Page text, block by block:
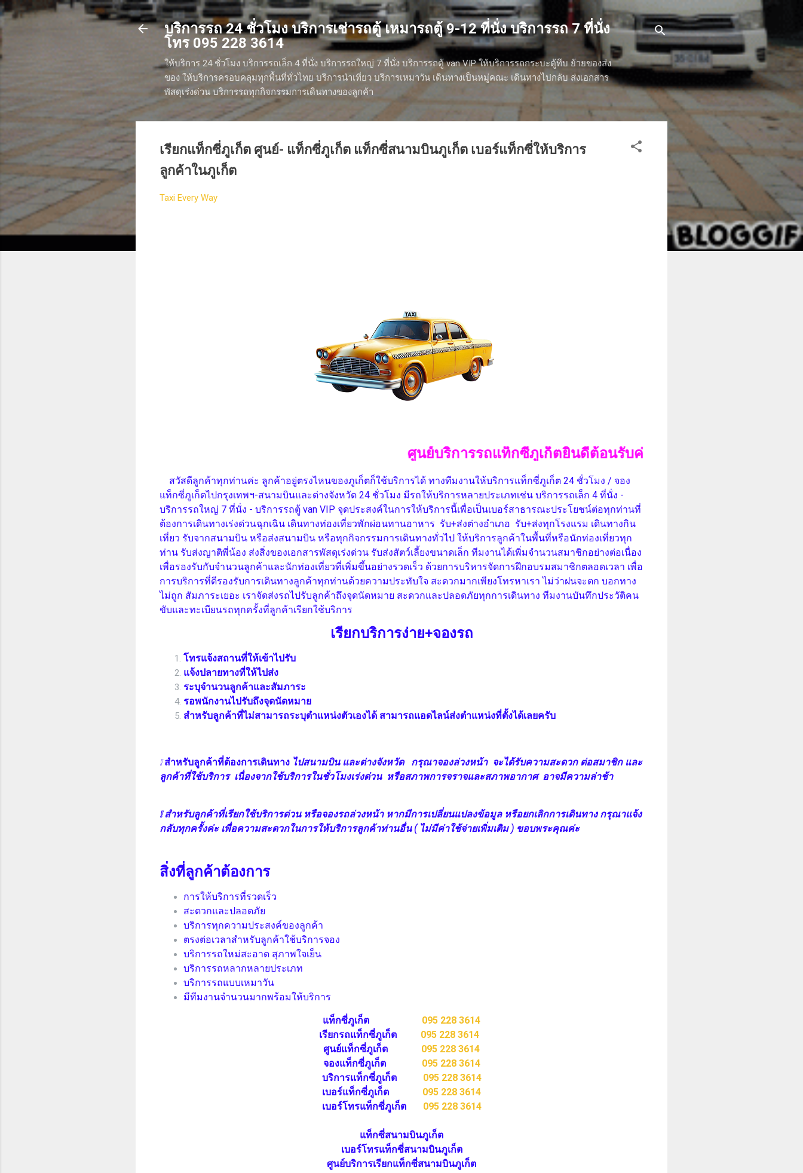
ข้ามไปที่เนื้อหาหลัก
บริการรถ 24 ชั่วโมง บริการเช่ารถตู้ เหมารถตู้ 9-12 ที่นั่ง บริการรถ 7 ที่นั่ง
โทร 095 228 3614
ให้บริการ 24 ชั่วโมง บริการรถเล็ก 4 ที่นั่ง บริการรถใหญ่ 7 ที่นั่ง บริการรถตู้ van VIP ให้บริการรถกระบะตู้ทึบ ย้ายของส่ง
ของ ให้บริการครอบคลุมทุกพื้นที่ทั่วไทย บริการนำเที่ยว บริการเหมาวัน เดินทางเป็นหมู่คณะ เดินทางไปกลับ ส่งเอกสาร
พัสดุเร่งด่วน บริการรถทุกกิจกรรมการเดินทางของลูกค้า
เรียกแท็กซี่ภูเก็ต ศูนย์- แท็กซี่ภูเก็ต แท็กซี่สนามบินภูเก็ต เบอร์แท็กซี่ให้บริการ
ลูกค้าในภูเก็ต
Taxi Every Way
ศูนย์บริการรถแท็กซี่ภูเก็ตยินดีต้อนรับค่ะ
สวัสดีลูกค้าทุกท่านค่ะ ลูกค้าอยู่ตรงไหนของภูเก็ตก็ใช้บริการได้ ทางทีมงานให้บริการแท็กซี่ภูเก็ต 24 ชั่วโมง / จอง
แท็กซี่ภูเก็ตไปกรุงเทพฯ-สนามบินและต่างจังหวัด 24 ชั่วโมง มีรถให้บริการหลายประเภทเช่น บริการรถเล็ก 4 ที่นั่ง -
บริการรถใหญ่ 7 ที่นั่ง - บริการรถตู้ van VIP จุดประสงค์ในการให้บริการนี้เพื่อเป็นเบอร์สาธารณะประโยชน์ต่อทุกท่านที่
ต้องการเดินทางเร่งด่วนฉุกเฉิน เดินทางท่องเที่ยวพักผ่อนทานอาหาร รับ+ส่งต่างอำเภอ รับ+ส่งทุกโรงแรม เดินทางกิน
เที่ยว รับจากสนามบิน หรือส่งสนามบิน หรือทุกกิจกรรมการเดินทางทั่วไป ให้บริการลูกค้าในพื้นที่หรือนักท่องเที่ยวทุก
ท่าน รับส่งญาติพี่น้อง ส่งสิ่งของเอกสารพัสดุเร่งด่วน รับส่งสัตว์เลี้ยงขนาดเล็ก ทีมงานได้เพิ่มจำนวนสมาชิกอย่างต่อเนื่อง
เพื่อรองรับกับจำนวนลูกค้าและนักท่องเที่ยวที่เพิ่มขึ้นอย่างรวดเร็ว ด้วยการบริหารจัดการฝึกอบรมสมาชิกตลอดเวลา เพื่อ
การบริการที่ดีรองรับการเดินทางลูกค้าทุกท่านด้วยความประทับใจ สะดวกมากเพียงโทรหาเรา ไม่ว่าฝนจะตก บอกทาง
ไม่ถูก สัมภาระเยอะ เราจัดส่งรถไปรับลูกค้าถึงจุดนัดหมาย สะดวกและปลอดภัยทุกการเดินทาง ทีมงานบันทึกประวัติคน
ขับและทะเบียนรถทุกครั้งที่ลูกค้าเรียกใช้บริการ
เรียกบริการง่าย+จองรถ
โทรแจ้งสถานที่ให้เข้าไปรับ
แจ้งปลายทางที่ให้ไปส่ง
ระบุจำนวนลูกค้าและสัมภาระ
รอพนักงานไปรับถึงจุดนัดหมาย
สำหรับลูกค้าที่ไม่สามารถระบุตำแหน่งตัวเองได้ สามารถแอดไลน์ส่งตำแหน่งที่ตั้งได้เลยครับ
❕ สำหรับลูกค้าที่ต้องการเดินทาง ไปสนามบิน และต่างจังหวัด กรุณาจองล่วงหน้า จะได้รับความสะดวก ต่อสมาชิก และ
ลูกค้าที่ใช้บริการ เนื่องจากใช้บริการในชั่วโมงเร่งด่วน หรือสภาพการจราจและสภาพอากาศ อาจมีความล่าช้า
❕ สำหรับลูกค้าที่เรียกใช้บริการด่วน หรือจองรถล่วงหน้า หากมีการเปลี่ยนแปลงข้อมูล หรือยกเลิกการเดินทาง กรุณาแจ้ง
กลับทุกครั้งค่ะ เพื่อความสะดวกในการให้บริการลูกค้าท่านอื่น ( ไม่มีค่าใช้จ่ายเพิ่มเติม ) ขอบพระคุณค่ะ
สิ่งที่ลูกค้าต้องการ
การให้บริการที่รวดเร็ว
สะดวกและปลอดภัย
บริการทุกความประสงค์ของลูกค้า
ตรงต่อเวลาสำหรับลูกค้าใช้บริการจอง
บริการรถใหม่สะอาด สุภาพใจเย็น
บริการรถหลากหลายประเภท
บริการรถแบบเหมาวัน
มีทีมงานจำนวนมากพร้อมให้บริการ
แท็กซี่ภูเก็ต
095 228 3614
เรียกรถแท็กซี่ภูเก็ต
095 228 3614
ศูนย์แท็กซี่ภูเก็ต
095 228 3614
จองแท็กซี่ภูเก็ต
095 228 3614
บริการแท็กซี่ภูเก็ต
095 228 3614
เบอร์แท็กซี่ภูเก็ต
095 228 3614
เบอร์โทรแท็กซี่ภูเก็ต
095 228 3614
แท็กซี่สนามบินภูเก็ต
เบอร์โทรแท็กซี่สนามบินภูเก็ต
ศูนย์บริการเรียกแท็กซี่สนามบินภูเก็ต